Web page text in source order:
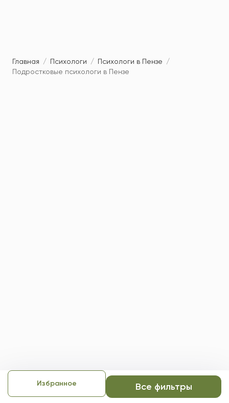
Избранное Все фильтры
Главная / Психологи / Психологи в Пензе /
Подростковые психологи в Пензе